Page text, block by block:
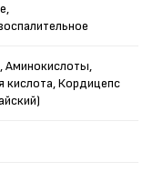
Аминокислоты,
кислота, Кордицепс